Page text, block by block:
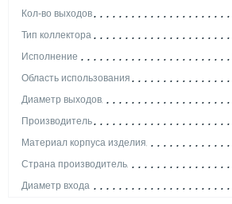
Кол-во выходов
Тип коллектора
Исполнение
Область использования
Диаметр выходов
Производитель
Материал корпуса изделия
Страна производитель
Диаметр входа